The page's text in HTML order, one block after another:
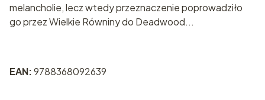
melancholie, lecz wtedy przeznaczenie poprowadziło
go przez Wielkie Równiny do Deadwood...
EAN:9788368092639